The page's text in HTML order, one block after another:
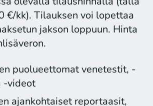
€/kk). Tilauksen voi lopettaa
jakson loppuun. Hinta
puolueettomat venetestit, -
-videot
ajankohtaiset reportaasit,